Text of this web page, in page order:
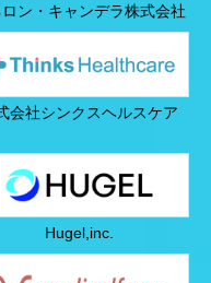
ン・キャンデラ株式会社
会社シンクスヘルスケア
Hugel,inc.